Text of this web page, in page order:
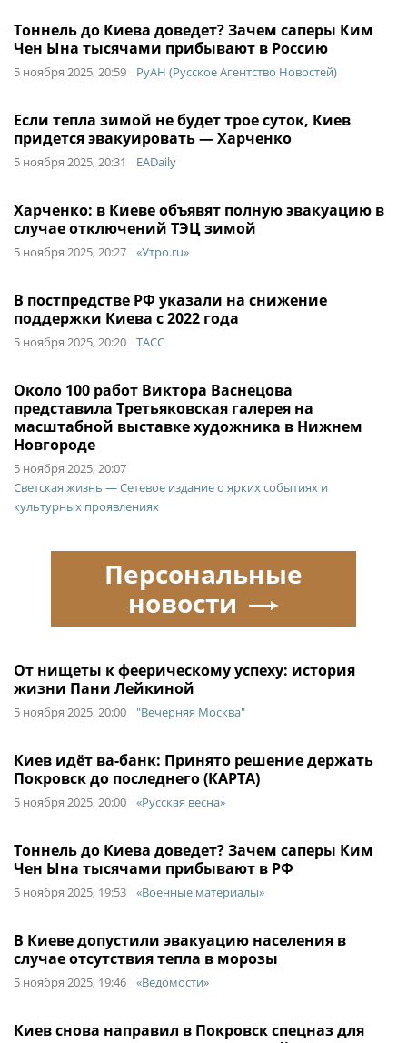
Тоннель до Киева доведет? Зачем саперы Ким
Чен Ына тысячами прибывают в Россию
5 ноября 2025, 20:59 РуАН (Русское Агентство Новостей)
Если тепла зимой не будет трое суток, Киев
придется эвакуировать — Харченко
5 ноября 2025, 20:31 EADaily
Харченко: в Киеве объявят полную эвакуацию в
случае отключений ТЭЦ зимой
5 ноября 2025, 20:27 «Утро.ru»
В постпредстве РФ указали на снижение
поддержки Киева с 2022 года
5 ноября 2025, 20:20 ТАСС
Около 100 работ Виктора Васнецова
представила Третьяковская галерея на
масштабной выставке художника в Нижнем
Новгороде
5 ноября 2025, 20:07
Светская жизнь — Сетевое издание о ярких событиях и
культурных проявлениях
От нищеты к феерическому успеху: история
жизни Пани Лейкиной
5 ноября 2025, 20:00 "Вечерняя Москва"
Киев идёт ва-банк: Принято решение держать
Покровск до последнего (КАРТА)
5 ноября 2025, 20:00 «Русская весна»
Тоннель до Киева доведет? Зачем саперы Ким
Чен Ына тысячами прибывают в РФ
5 ноября 2025, 19:53 «Военные материалы»
В Киеве допустили эвакуацию населения в
случае отсутствия тепла в морозы
5 ноября 2025, 19:46 «Ведомости»
Киев снова направил в Покровск спецназ для
Персональные
новости